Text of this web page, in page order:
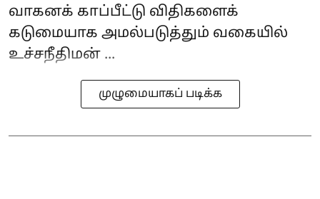
வாகனக் காப்பீட்டு விதிகளைக்
கடுமையாக அமல்படுத்தும் வகையில்
உச்சநீதிமன் ...
முழுமையாகப் படிக்க